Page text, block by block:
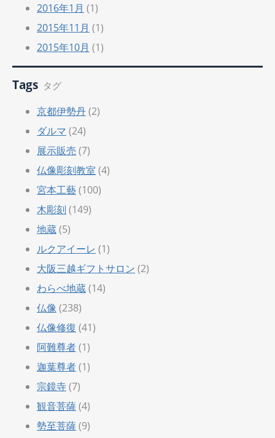
2016年1月 (1)
2015年11月 (1)
2015年10月 (1)
Tags タグ
京都伊勢丹(2)
ダルマ (24)
展示販売 (7)
仏像彫刻教室 (4)
宮本工藝(100)
木彫刻 (149)
地蔵(5)
ルクアイーレ (1)
大阪三越ギフトサロン (2)
わらべ地蔵(14)
仏像 (238)
仏像修復 (41)
阿難尊者(1)
迦葉尊者(1)
宗鏡寺(7)
観音菩薩(4)
勢至菩薩(9)